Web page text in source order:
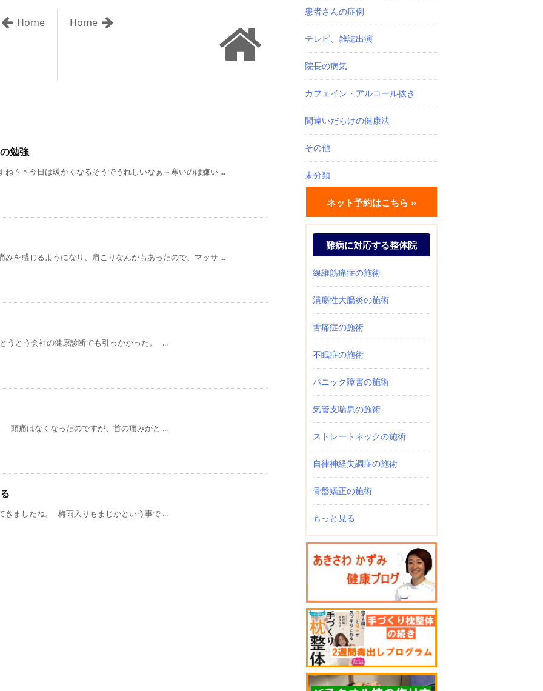
Home
Home
勉強
ね＾＾今日は暖かくなるそうでうれしいなぁ～寒いのは嫌い ...
みを感じるようになり、肩こりなんかもあったので、マッサ ...
うとう会社の健康診断でも引っかかった。 ...
頭痛はなくなったのですが、首の痛みがと ...
きましたね。 梅雨入りもまじかという事で ...
患者さんの症例
テレビ、雑誌出演
院長の病気
カフェイン・アルコール抜き
間違いだらけの健康法
その他
未分類
ネット予約はこちら »
難病に対応する整体院
線維筋痛症の施術
潰瘍性大腸炎の施術
舌痛症の施術
不眠症の施術
パニック障害の施術
気管支喘息の施術
ストレートネックの施術
自律神経失調症の施術
骨盤矯正の施術
もっと見る